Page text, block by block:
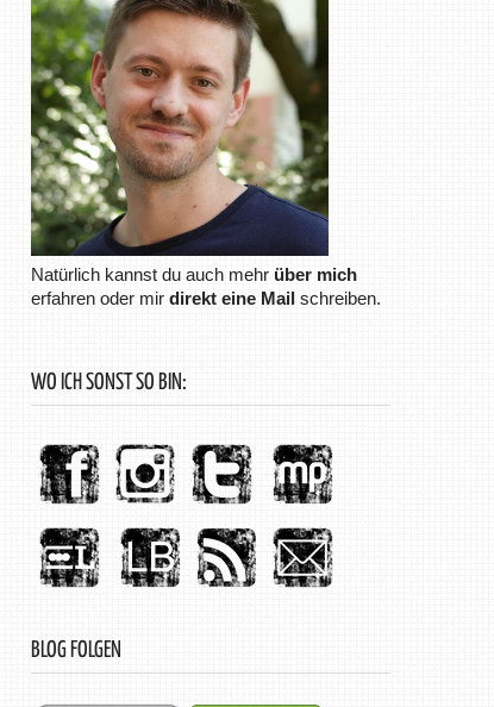
Natürlich kannst du auch mehr über mich
erfahren oder mirdirekt eine Mail schreiben.
WO ICH SONST SO BIN:
BLOG FOLGEN